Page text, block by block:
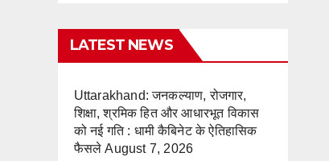
LATEST NEWS
Uttarakhand: जनकल्याण, रोजगार,
शिक्षा, श्रमिक हित और आधारभूत विकास
को नई गति : धामी कैबिनेट के ऐतिहासिक
फैसले August 7, 2026